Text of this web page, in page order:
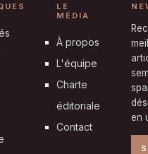
LE
MÉDIA
À propos
L'équipe
Charte
éditoriale
Contact
en